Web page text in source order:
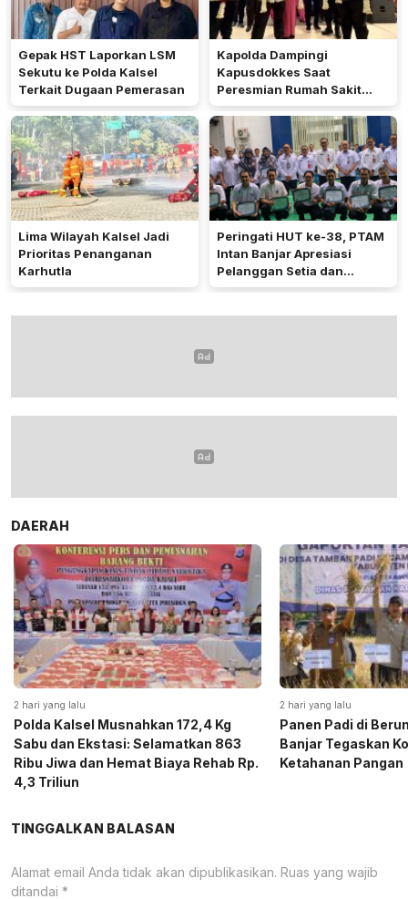
Gepak HST Laporkan LSM
Sekutu ke Polda Kalsel
Terkait Dugaan Pemerasan
Kapolda Dampingi
Kapusdokkes Saat
Peresmian Rumah Sakit
Bhayangkara Dr Yusuf
Wibisono Banjarbaru
Lima Wilayah Kalsel Jadi
Prioritas Penanganan
Karhutla
Peringati HUT ke-38, PTAM
Intan Banjar Apresiasi
Pelanggan Setia dan
Karyawan 20 Tahun
DAERAH
2 hari yang lalu
Polda Kalsel Musnahkan 172,4 Kg
Sabu dan Ekstasi: Selamatkan 863
Ribu Jiwa dan Hemat Biaya Rehab Rp.
4,3 Triliun
2 hari yang lalu
Panen Padi di
Banjar Tegaskan
Ketahanan Pangan
TINGGALKAN BALASAN
Alamat email Anda tidak akan dipublikasikan. Ruas yang wajib
ditandai *